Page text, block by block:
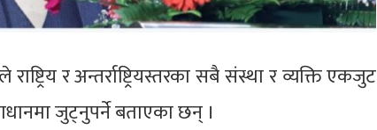
र अन्तर्राष्ट्रियस्तरका सबै संस्था र व्यक्ति एकजुट
जुट्नुपर्ने बताएका छन् ।